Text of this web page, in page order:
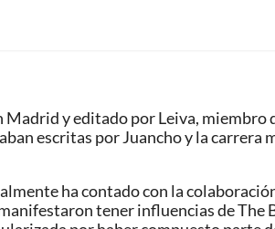
y editado por Leiva, miembro
escritas por Juancho y la carrera
ha contado con la
tener influencias de The